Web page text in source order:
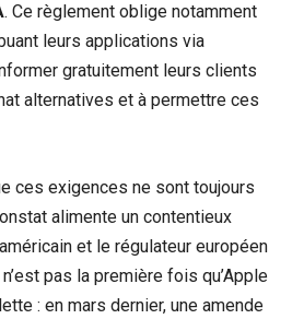
. Ce règlement oblige notamment
leurs applications via
gratuitement leurs clients
alternatives et à permettre ces
ces exigences ne sont toujours
alimente un contentieux
et le régulateur européen
pas la première fois qu’Apple
: en mars dernier, une amende